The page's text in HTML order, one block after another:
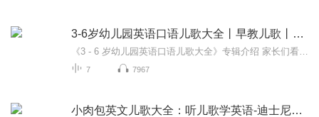
3-6岁幼儿园英语口语儿歌大全丨早教儿歌丨英语启蒙
7 7967
小肉包英文儿歌大全：听儿歌学英语-迪士尼经典儿歌